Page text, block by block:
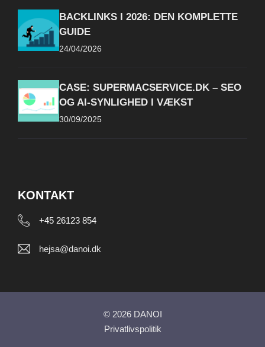
BACKLINKS I 2026: DEN KOMPLETTE
GUIDE
24/04/2026
CASE: SUPERMACSERVICE.DK – SEO
OG AI-SYNLIGHED I VÆKST
30/09/2025
KONTAKT
+45 26123 854
hejsa@danoi.dk
© 2026 DANOI
Privatlivspolitik